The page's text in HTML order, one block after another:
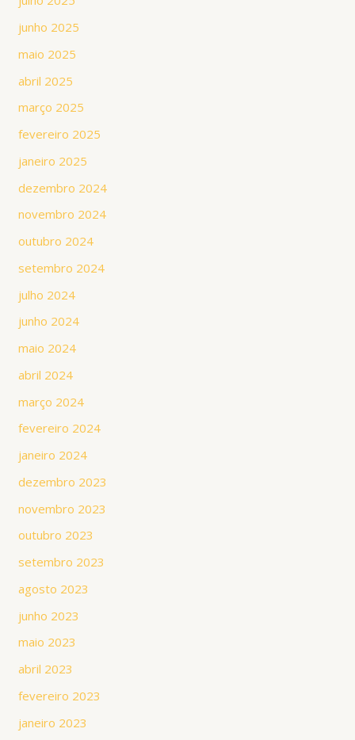
junho 2025
maio 2025
abril 2025
março 2025
fevereiro 2025
janeiro 2025
dezembro 2024
novembro 2024
outubro 2024
setembro 2024
julho 2024
junho 2024
maio 2024
abril 2024
março 2024
fevereiro 2024
janeiro 2024
dezembro 2023
novembro 2023
outubro 2023
setembro 2023
agosto 2023
junho 2023
maio 2023
abril 2023
fevereiro 2023
janeiro 2023